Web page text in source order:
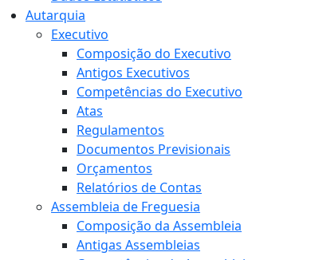
Autarquia
Executivo
Composição do Executivo
Antigos Executivos
Competências do Executivo
Atas
Regulamentos
Documentos Previsionais
Orçamentos
Relatórios de Contas
Assembleia de Freguesia
Composição da Assembleia
Antigas Assembleias